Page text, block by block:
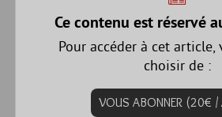
Ce contenu est réservé
Pour accéder à cet article,
choisir de :
VOUS ABONNER (20€ /